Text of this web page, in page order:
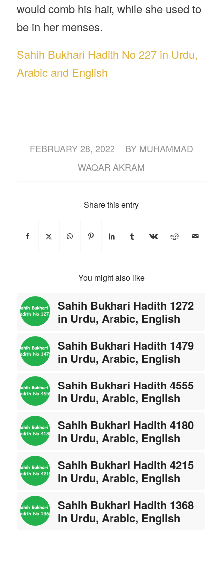
would comb his hair, while she used to
be in her menses.
Sahih Bukhari Hadith No 227 in Urdu,
Arabic and English
FEBRUARY 28, 2022
/ BY MUHAMMAD
WAQAR AKRAM
Share this entry
You might also like
Sahih Bukhari Hadith 1272
in Urdu, Arabic, English
Sahih Bukhari Hadith 1479
in Urdu, Arabic, English
Sahih Bukhari Hadith 4555
in Urdu, Arabic, English
Sahih Bukhari Hadith 4180
in Urdu, Arabic, English
Sahih Bukhari Hadith 4215
in Urdu, Arabic, English
Sahih Bukhari Hadith 1368
in Urdu, Arabic, English